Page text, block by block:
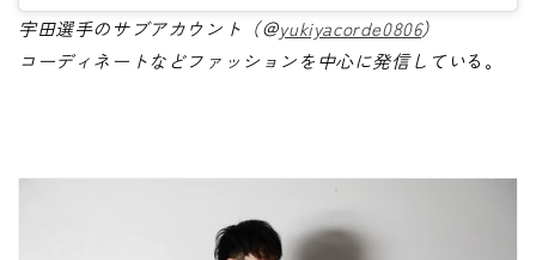
宇田選手のサブアカウント（＠yukiyacorde0806）
コーディネートなどファッションを中心に発信している。